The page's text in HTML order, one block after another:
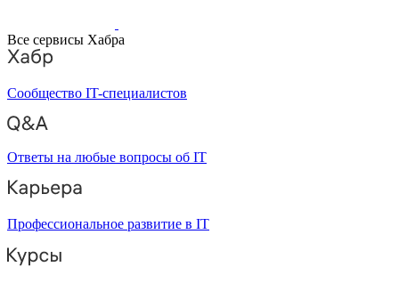
Все сервисы Хабра
Сообщество IT-специалистов
Ответы на любые вопросы об IT
Профессиональное развитие в IT